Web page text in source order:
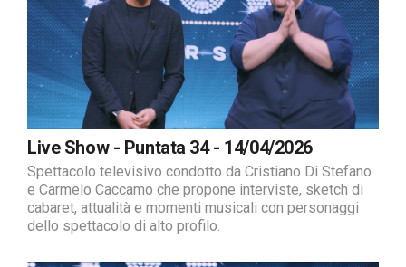
Live Show - Puntata 34 - 14/04/2026
Spettacolo televisivo condotto da Cristiano Di Stefano
e Carmelo Caccamo che propone interviste, sketch di
cabaret, attualità e momenti musicali con personaggi
dello spettacolo di alto profilo.